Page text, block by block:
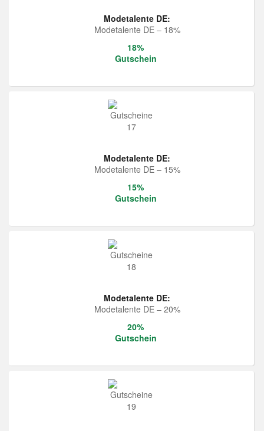
Modetalente DE:
Modetalente DE – 18%
18%
Gutschein
Modetalente DE:
Modetalente DE – 15%
15%
Gutschein
Modetalente DE:
Modetalente DE – 20%
20%
Gutschein